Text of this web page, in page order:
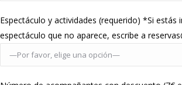
Espectáculo y actividades (requerido) *Si estás
espectáculo que no aparece, escribe a